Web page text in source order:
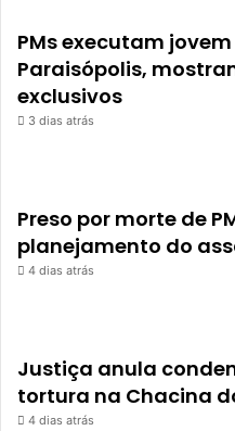
PMs executam
Paraisópolis,
exclusivos
3 dias atrás
Preso por morte de
planejamento do
4 dias atrás
Justiça anula
tortura na Chacina
4 dias atrás